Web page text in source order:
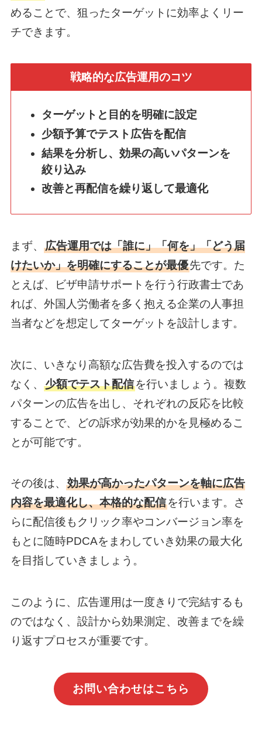
めることで、狙ったターゲットに効率よくリー
チできます。
戦略的な広告運用のコツ
ターゲットと目的を明確に設定
少額予算でテスト広告を配信
結果を分析し、効果の高いパターンを
絞り込み
改善と再配信を繰り返して最適化
まず、 広告運用では「誰に」「何を」「どう届
けたいか」を明確にすることが最優先です。た
とえば、ビザ申請サポートを行う行政書士であ
れば、外国人労働者を多く抱える企業の人事担
当者などを想定してターゲットを設計します。
次に、いきなり高額な広告費を投入するのでは
なく、 少額でテスト配信を行いましょう。複数
パターンの広告を出し、それぞれの反応を比較
することで、どの訴求が効果的かを見極めるこ
とが可能です。
その後は、 効果が高かったパターンを軸に広告
内容を最適化し、本格的な配信を行います。さ
らに配信後もクリック率やコンバージョン率を
もとに随時PDCAをまわしていき効果の最大化
を目指していきましょう。
このように、広告運用は一度きりで完結するも
のではなく、設計から効果測定、改善までを繰
り返すプロセスが重要です。
お問い合わせはこちら